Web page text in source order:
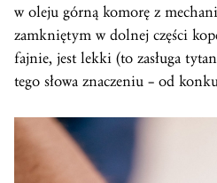
w oleju górną komorę z
zamkniętym w dolnej części
fajnie, jest lekki (to zasługa
tego słowa znaczeniu – od